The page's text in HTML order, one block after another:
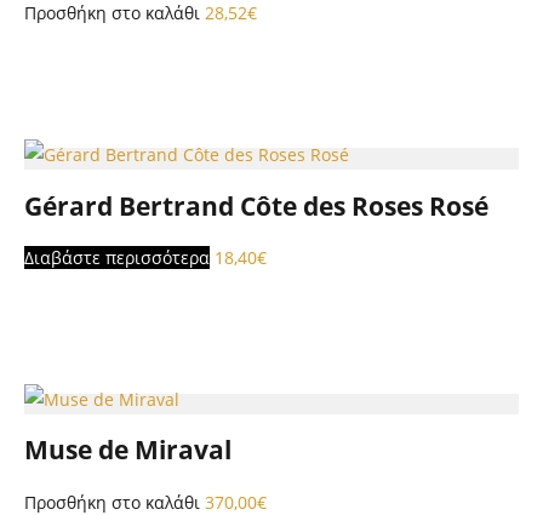
Προσθήκη στο καλάθι 28,52€
Gérard Bertrand Côte des Roses Rosé
Διαβάστε περισσότερα 18,40€
Muse de Miraval
Προσθήκη στο καλάθι 370,00€